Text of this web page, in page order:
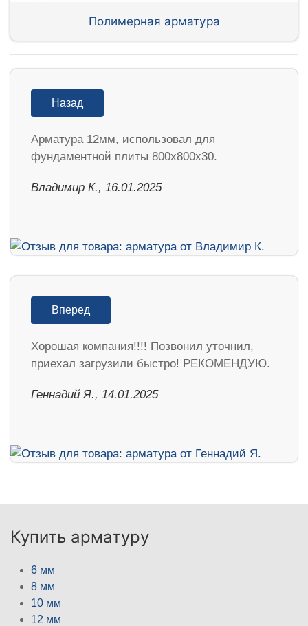
Полимерная арматура
Назад
Арматура 12мм, использовал для
фундаментной плиты 800х800х30.
Владимир К., 16.01.2025
Вперед
Хорошая компания!!!! Позвонил уточнил,
приехал загрузили быстро! РЕКОМЕНДУЮ.
Геннадий Я., 14.01.2025
Купить арматуру
6 мм
8 мм
10 мм
12 мм